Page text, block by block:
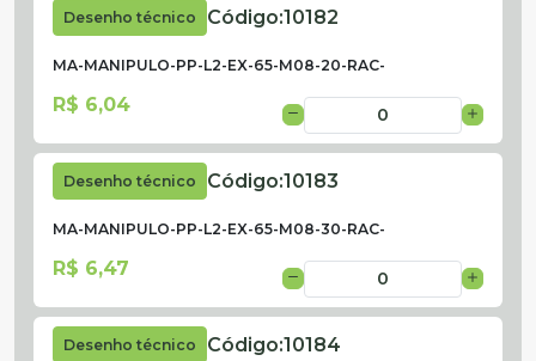
Desenho técnico Código:10182
MA-MANIPULO-PP-L2-EX-65-M08-20-RAC-
R$ 6,04
Desenho técnico Código:10183
MA-MANIPULO-PP-L2-EX-65-M08-30-RAC-
R$ 6,47
Desenho técnico Código:10184